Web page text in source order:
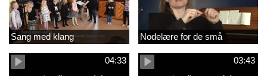
Sang med klang Nodelære for de små
04:33 03:43